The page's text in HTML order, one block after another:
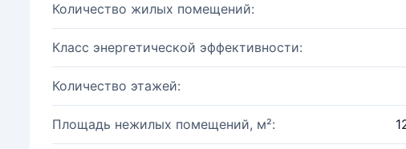
Количество жилых помещений:
Класс энергетической эффективности:
Количество этажей:
Площадь нежилых помещений, м²: